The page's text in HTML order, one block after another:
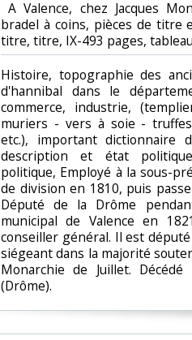
A Valence, chez Jacques
bradel à coins, pièces de titre
titre, titre, IX-493 pages,
‎Histoire, topographie des
d'hannibal dans le
commerce, industrie,
muriers - vers à soie -
etc.), important dictionnaire
description et état
politique, Employé à la sous-
de division en 1810, puis
Député de la Drôme
municipal de Valence en
conseiller général. Il est
siégeant dans la majorité
Monarchie de Juillet.
(Drôme). ‎